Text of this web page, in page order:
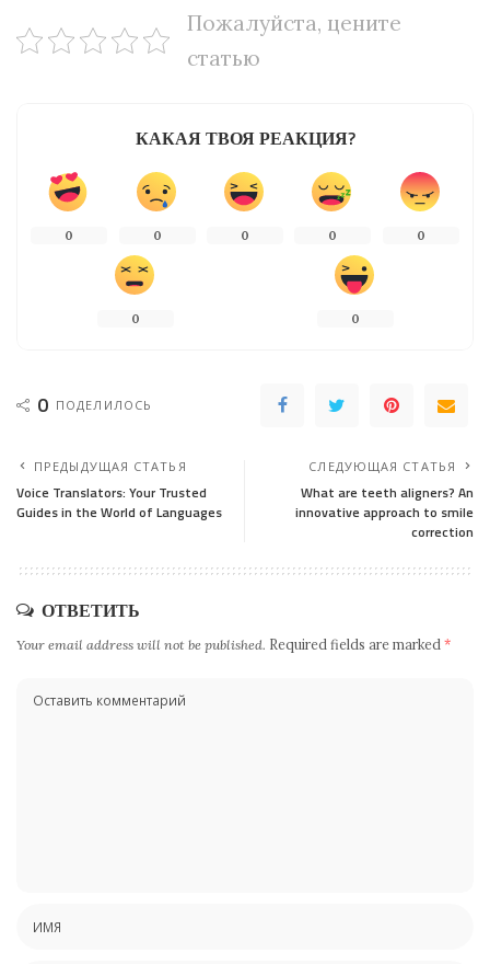
Пожалуйста, цените
статью
КАКАЯ ТВОЯ РЕАКЦИЯ?
0 0 0 0 0
0 0
0 ПОДЕЛИЛОСЬ
ПРЕДЫДУЩАЯ СТАТЬЯ
Voice Translators: Your Trusted
Guides in the World of Languages
СЛЕДУЮЩАЯ СТАТЬЯ
What are teeth aligners? An
innovative approach to smile
correction
ОТВЕТИТЬ
Your email address will not be published. Required fields are marked *